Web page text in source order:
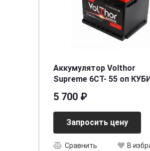
Аккумулятор Volthor
Supreme 6СТ- 55 оп КУБИК
[д207ш175в190/560] [LB1]
5 700 ₽
Запросить цену
Сравнить В